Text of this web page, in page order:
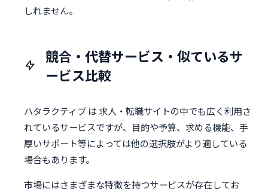
しれません。
競合・代替サービス・似ているサ
ービス比較
ハタラクティブ は 求人・転職サイトの中でも広く利用さ
れているサービスですが、目的や予算、求める機能、手
厚いサポート等によっては他の選択肢がより適している
場合もあります。
市場にはさまざまな特徴を持つサービスが存在してお